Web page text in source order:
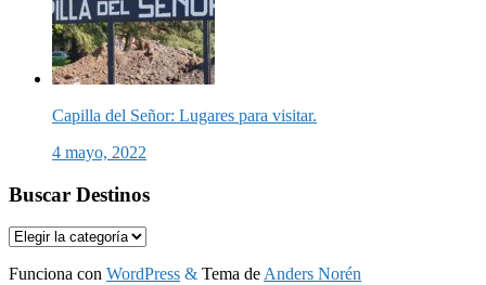
Capilla del Señor: Lugares para visitar.
4 mayo, 2022
Buscar Destinos
Buscar
Funciona con WordPress & Tema deAnders Norén